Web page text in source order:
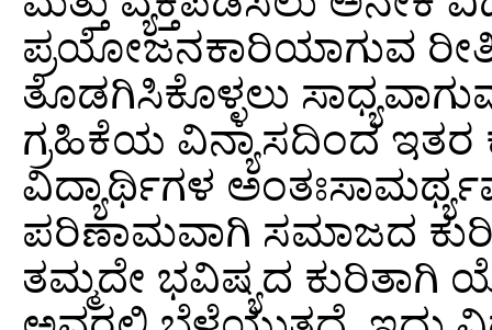
ಪ್ರಯೋಜನಕಾರಿಯಾಗುವ
ತೊಡಗಿಸಿಕೊಳ್ಳಲು
ಗ್ರಹಿಕೆಯ ವಿನ್ಯಾಸದಿಂದ
ವಿದ್ಯಾರ್ಥಿಗಳ
ಪರಿಣಾಮವಾಗಿ ಸಮಾಜದ
ತಮ್ಮದೇ ಭವಿಷ್ಯದ ಕುರಿತಾಗಿ